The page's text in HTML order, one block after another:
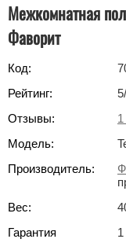
Межкомнатная
Фаворит
Код:
Рейтинг:
5
Отзывы:
1
Модель:
Производитель:
Вес:
Гарантия
1